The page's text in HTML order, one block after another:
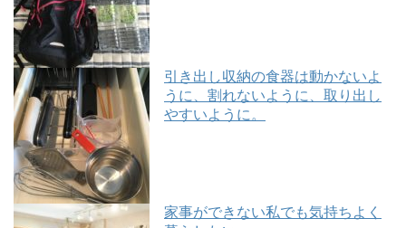
引き出し収納の食器は動かないよ
うに、割れないように、取り出し
やすいように。
家事ができない私でも気持ちよく